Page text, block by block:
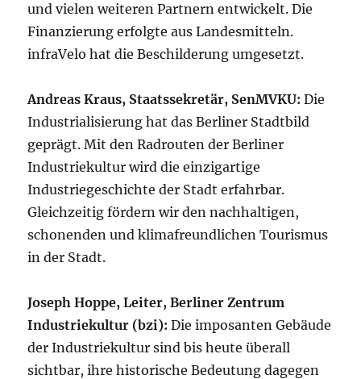
und vielen weiteren Partnern entwickelt. Die
Finanzierung erfolgte aus Landesmitteln.
infraVelo hat die Beschilderung umgesetzt.
Andreas Kraus, Staatssekretär, SenMVKU: Die
Industrialisierung hat das Berliner Stadtbild
geprägt. Mit den Radrouten der Berliner
Industriekultur wird die einzigartige
Industriegeschichte der Stadt erfahrbar.
Gleichzeitig fördern wir den nachhaltigen,
schonenden und klimafreundlichen Tourismus
in der Stadt.
Joseph Hoppe, Leiter, Berliner Zentrum
Industriekultur (bzi): Die imposanten Gebäude
der Industriekultur sind bis heute überall
sichtbar, ihre historische Bedeutung dagegen